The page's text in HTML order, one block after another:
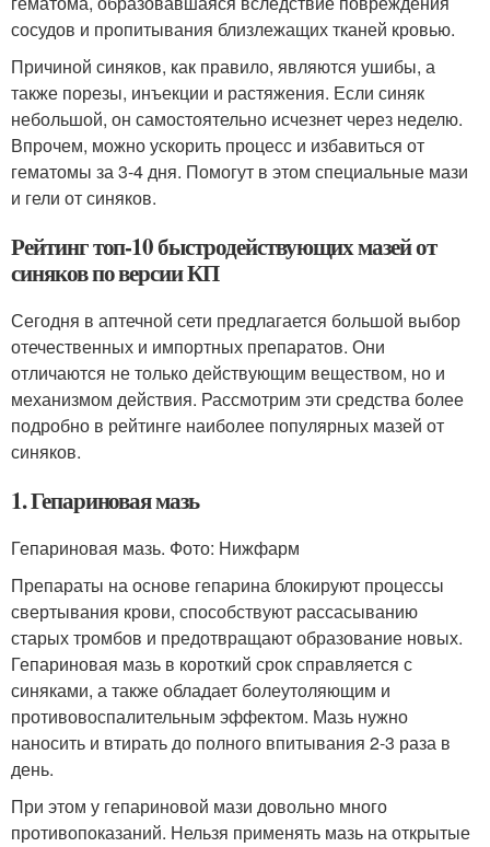
сосудов и пропитывания близлежащих тканей кровью.
Причиной синяков, как правило, являются ушибы, а
также порезы, инъекции и растяжения. Если синяк
небольшой, он самостоятельно исчезнет через неделю.
Впрочем, можно ускорить процесс и избавиться от
гематомы за 3-4 дня. Помогут в этом специальные мази
и гели от синяков.
Рейтинг топ-10 быстродействующих мазей от
синяков по версии КП
Сегодня в аптечной сети предлагается большой выбор
отечественных и импортных препаратов. Они
отличаются не только действующим веществом, но и
механизмом действия. Рассмотрим эти средства более
подробно в рейтинге наиболее популярных мазей от
синяков.
1. Гепариновая мазь
Гепариновая мазь. Фото: Нижфарм
Препараты на основе гепарина блокируют процессы
свертывания крови, способствуют рассасыванию
старых тромбов и предотвращают образование новых.
Гепариновая мазь в короткий срок справляется с
синяками, а также обладает болеутоляющим и
противовоспалительным эффектом. Мазь нужно
наносить и втирать до полного впитывания 2-3 раза в
день.
При этом у гепариновой мази довольно много
противопоказаний. Нельзя применять мазь на открытые